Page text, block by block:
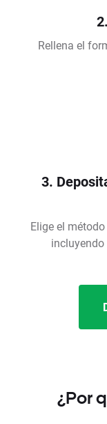
Rellena el
3.
Elige el
¿Por